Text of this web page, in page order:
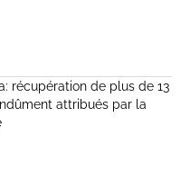
récupération de plus de 13
attribués par la